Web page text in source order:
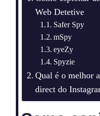
Web Detetive
Safer Spy
mSpy
eyeZy
Spyzie
Qual é o melhor
direct do